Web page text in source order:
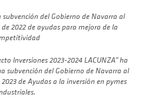
del Gobierno de Navarra al
2022 de ayudas para mejora de la
Inversiones 2023-2024 LACUNZA” ha
subvención del Gobierno de Navarra al
de Ayudas a la inversión en pymes